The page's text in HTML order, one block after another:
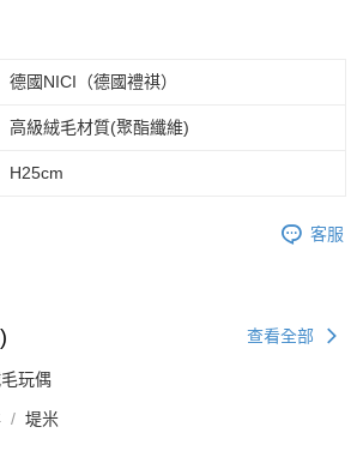
德國NICI（德國禮祺）
高級絨毛材質(聚酯纖維)
H25cm
客服
查看全部
玩偶
堤米